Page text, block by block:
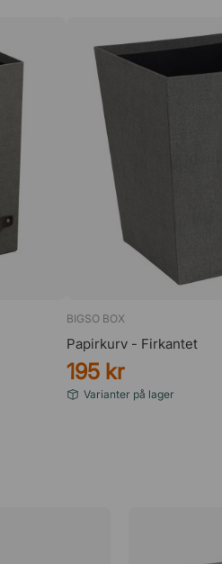
BIGSO BOX
Papirkurv - Firkantet
195 kr
Varianter på lager